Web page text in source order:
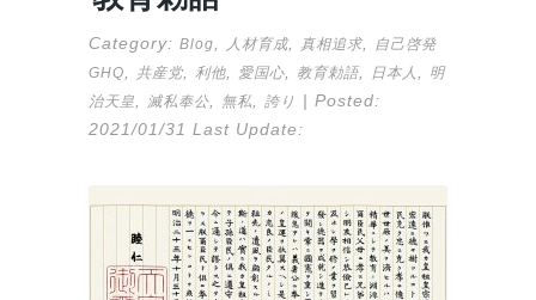
Category: Blog 人材育成, 真相追求,
自己啓発
GHQ
共産党 利他 愛国心 教育勅語, 日本人
明
治天皇
滅私奉公 無私 誇り
| Posted:
2021/01/31 Last Update: